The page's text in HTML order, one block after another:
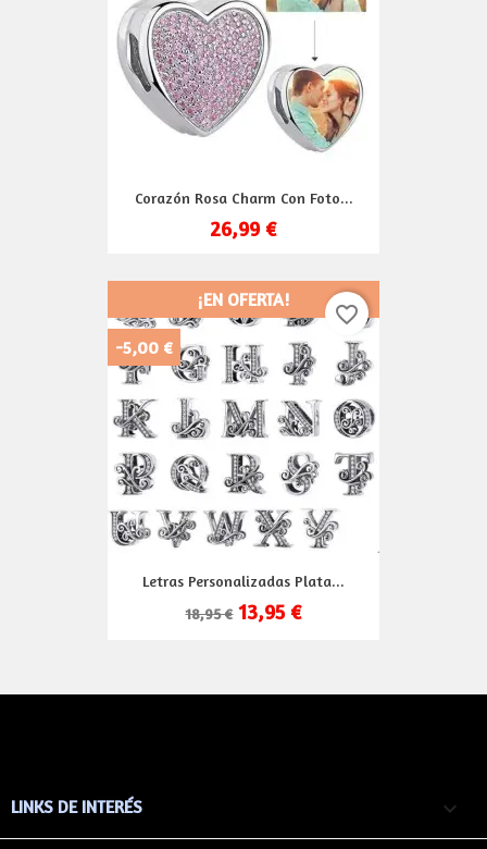
Corazón Rosa Charm Con Foto...
26,99 €
Letras Personalizadas Plata...
18,95 € 13,95 €
¡EN OFERTA!
-5,00 €
favorite_border
LINKS DE INTERÉS 